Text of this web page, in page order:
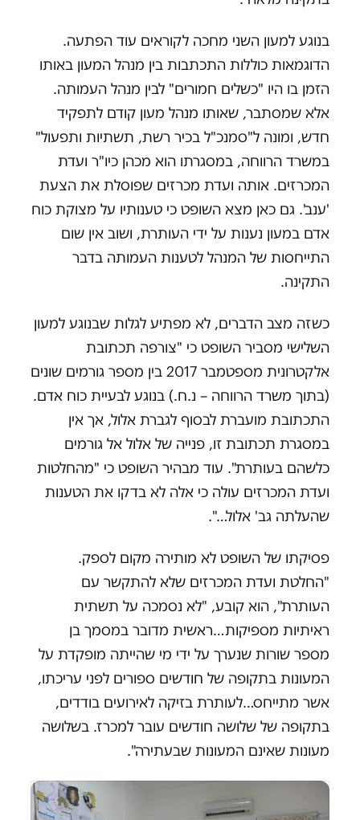
בנוגע למעון השני מחכה לקוראים עוד הפתעה.
הדוגמאות כוללות התכתבות בין מנהל המעון באותו
הזמן בו היו "כשלים חמורים" לבין מנהל העמותה.
אלא שמסתבר, שאותו מנהל מעון קודם לתפקיד
חדש, ומונה ל"סמנכ"ל בכיר רשת, תשתיות ותפעול"
במשרד הרווחה, במסגרתו הוא מכהן כיו"ר ועדת
המכרזים. אותה ועדת מכרזים שפוסלת את הצעת
'ענב'. גם כאן מצא השופט כי טענותיו על מצוקת כוח
אדם במעון נענות על ידי העותרת, ושוב אין שום
התייחסות של המנהל לטענות העמותה בדבר
התקינה.
כשזה מצב הדברים, לא מפתיע לגלות שבנוגע למעון
השלישי מסביר השופט כי "צורפה תכתובת
אלקטרונית מספטמבר 2017 בין מספר גורמים שונים
(בתוך משרד הרווחה – נ.ח.) בנוגע לבעיית כוח אדם.
התכתובת מועברת לבסוף לגברת אלול, אך אין
במסגרת תכתובת זו, פנייה של אלול אל גורמים
כלשהם בעותרת". עוד מבהיר השופט כי "מהחלטות
ועדת המכרזים עולה כי אלה לא בדקו את הטענות
שהעלתה גב' אלול…".
פסיקתו של השופט לא מותירה מקום לספק.
"החלטת ועדת המכרזים שלא להתקשר עם
העותרת", הוא קובע, "לא נסמכה על תשתית
ראיתיות מספיקות…ראשית מדובר במסמך בן
מספר שורות שנערך על ידי מי שהייתה מופקדת על
המעונות בתקופה של חודשים ספורים לפני עריכתו,
אשר מתייחס…לעותרת בזיקה לאירועים בודדים,
בתקופה של שלושה חודשים עובר למכרז. בשלושה
מעונות שאינם המעונות שבעתירה".